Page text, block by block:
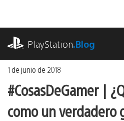
contenido
PlayStation.Blog
1 de junio de 2018
#CosasDeGamer |
como un verdadero